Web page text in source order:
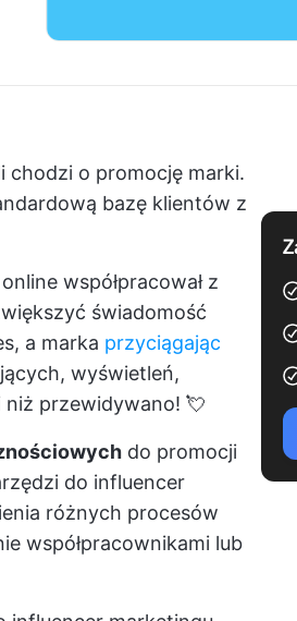
chodzi o promocję marki.
bazę klientów z
współpracował z
świadomość
a marka przyciągając
wyświetleń,
przewidywano! 💘
do promocji
do influencer
różnych procesów
współpracownikami lub